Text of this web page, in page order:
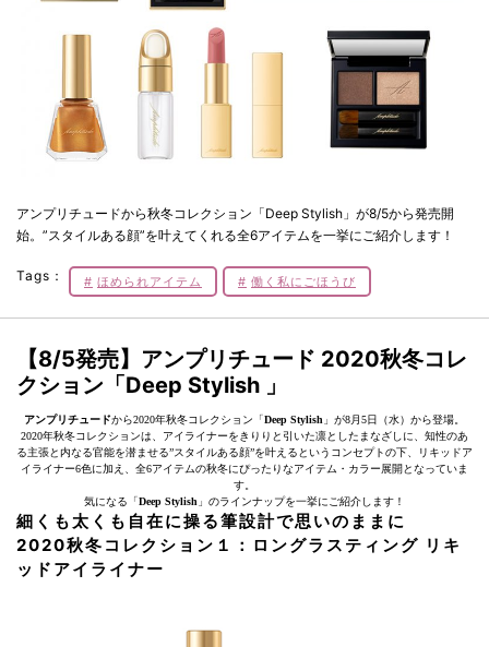
アンプリチュードから秋冬コレクション「Deep Stylish」が8/5から発売開
始。”スタイルある顔”を叶えてくれる全6アイテムを一挙にご紹介します！
Tags： ほめられアイテム 働く私にごほうび
【8/5発売】アンプリチュード 2020秋冬コレ
クション「Deep Stylish 」
アンプリチュードから2020年秋冬コレクション「Deep Stylish 」が8月5日（水）から登場。
2020年秋冬コレクションは、アイライナーをきりりと引いた凛としたまなざしに、知性のあ
る主張と内なる官能を潜ませる”スタイルある顔”を叶えるというコンセプトの下、リキッドア
イライナー6色に加え、全6アイテムの秋冬にぴったりなアイテム・カラー展開となっていま
す。
気になる「Deep Stylish 」のラインナップを一挙にご紹介します！
細くも太くも自在に操る筆設計で思いのままに
2020秋冬コレクション１：ロングラスティング リキ
ッドアイライナー